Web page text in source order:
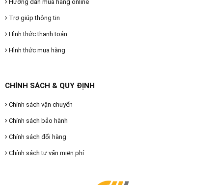
Hướng dẫn mua hàng online
Trợ giúp thông tin
Hình thức thanh toán
Hình thức mua hàng
CHÍNH SÁCH & QUY ĐỊNH
Chính sách vận chuyển
Chính sách bảo hành
Chính sách đổi hàng
Chính sách tư vấn miễn phí